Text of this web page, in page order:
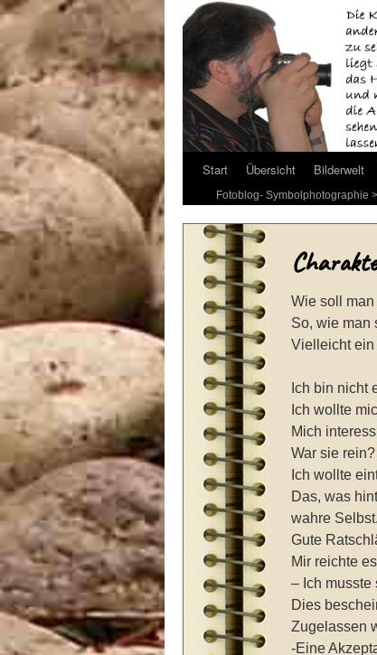
Start Übersicht Bilderwelt
Fotoblog- Symbolphotographie >
Wie soll
So, wie man
Vielleicht ein
Ich bin nicht
Ich wollte
Mich
War sie
Ich wollte
Das, was
wahre Selbst.
Gute
Mir reichte
– Ich musste
Dies
Zugelassen
-Eine